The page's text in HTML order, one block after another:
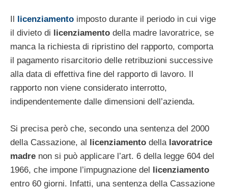
licenziamento imposto durante il periodo in cui vige
il divieto di
licenziamento della madre lavoratrice, se
manca la richiesta di ripristino del rapporto, comporta
il pagamento risarcitorio delle retribuzioni successive
alla data di effettiva fine del rapporto di lavoro. Il
rapporto non viene considerato interrotto,
indipendentemente dalle dimensioni dell’azienda.
Si precisa però che, secondo una sentenza del 2000
della Cassazione, al licenziamento dellalavoratrice
madre non si può applicare l’art. 6 della legge 604 del
1966, che impone l’impugnazione del licenziamento
entro 60 giorni. Infatti, una sentenza della Cassazione